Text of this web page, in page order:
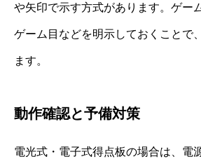
や矢印で示す方式があります。ゲー
ゲーム目などを明示しておくことで
ます。
動作確認と予備対策
電光式・電子式得点板の場合は、電